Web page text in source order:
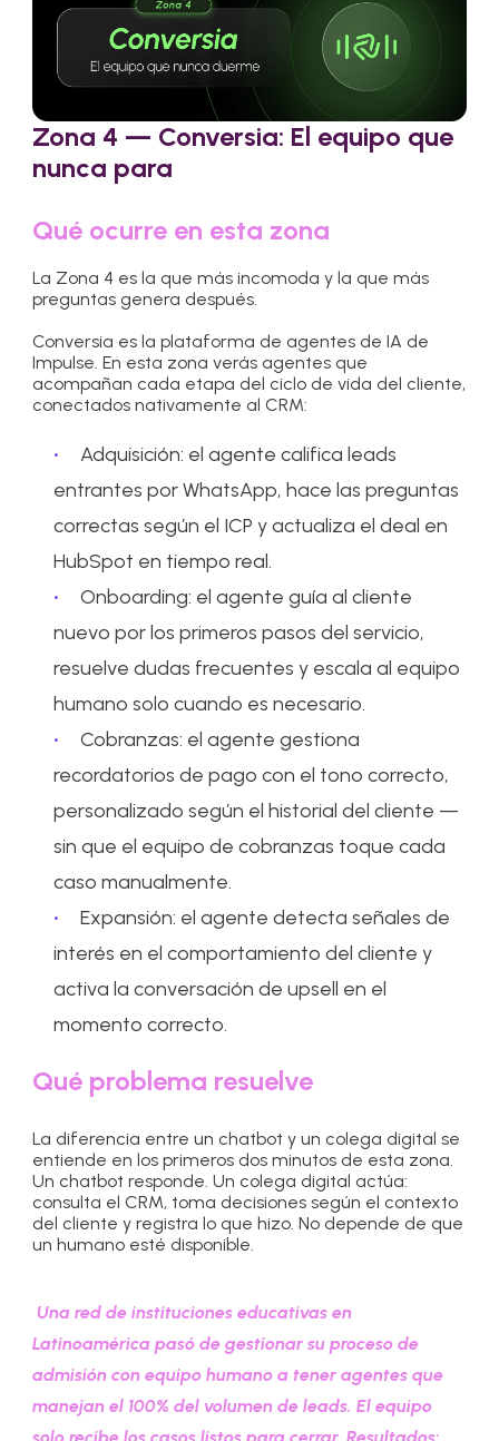
Zona 4 — Conversia: El equipo que
nunca para
Qué ocurre en esta zona
La Zona 4 es la que más incomoda y la que más
preguntas genera después.
Conversia es la plataforma de agentes de IA de
Impulse. En esta zona verás agentes que
acompañan cada etapa del ciclo de vida del cliente,
conectados nativamente al CRM:
Adquisición: el agente califica leads
entrantes por WhatsApp, hace las preguntas
correctas según el ICP y actualiza el deal en
HubSpot en tiempo real.
Onboarding: el agente guía al cliente
nuevo por los primeros pasos del servicio,
resuelve dudas frecuentes y escala al equipo
humano solo cuando es necesario.
Cobranzas: el agente gestiona
recordatorios de pago con el tono correcto,
personalizado según el historial del cliente —
sin que el equipo de cobranzas toque cada
caso manualmente.
Expansión: el agente detecta señales de
interés en el comportamiento del cliente y
activa la conversación de upsell en el
momento correcto.
Qué problema resuelve
La diferencia entre un chatbot y un colega digital se
entiende en los primeros dos minutos de esta zona.
Un chatbot responde. Un colega digital actúa:
consulta el CRM, toma decisiones según el contexto
del cliente y registra lo que hizo. No depende de que
un humano esté disponible.
Una red de instituciones educativas en
Latinoamérica pasó de gestionar su proceso de
admisión con equipo humano a tener agentes que
manejan el 100% del volumen de leads. El equipo